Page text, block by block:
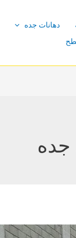
دهانات جده
جده